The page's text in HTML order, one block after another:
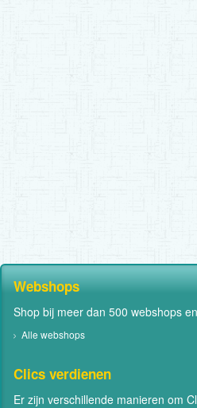
Webshops
Shop bij meer dan 500 webshops
Alle webshops
Clics verdienen
Er zijn verschillende manieren om